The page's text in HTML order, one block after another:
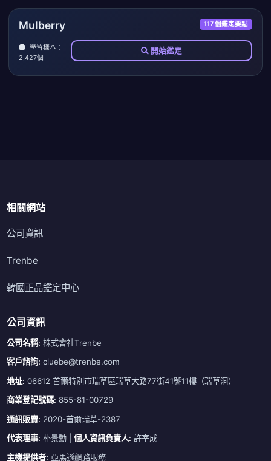
Mulberry 117 個鑑定要點
學習樣本：
2,427個
開始鑑定
相關網站
公司資訊
Trenbe
韓國正品鑑定中心
公司資訊
公司名稱: 株式會社Trenbe
客戶諮詢: cluebe@trenbe.com
地址: 06612 首爾特別市瑞草區瑞草大路77街41號11樓（瑞草洞）
商業登記號碼: 855-81-00729
通訊販賣: 2020-首爾瑞草-2387
代表理事: 朴景勳 | 個人資訊負責人: 許宰成
主機提供者: 亞馬遜網路服務